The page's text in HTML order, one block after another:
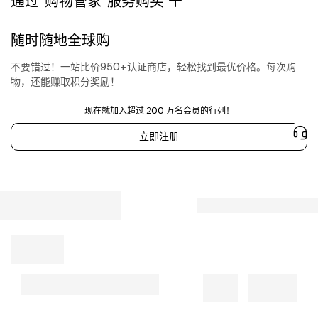
随时随地全球购
不要错过！一站比价950+认证商店，轻松找到最优价格。每次购
物，还能赚取积分奖励！
现在就加入超过 200 万名会员的行列！
立即注册